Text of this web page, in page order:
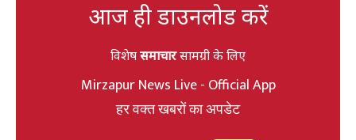
आज ही डाउनलोड करें
विशेषसमाचारसामग्री के लिए
Mirzapur News Live - Official App
हर वक्त खबरों का अपडेट